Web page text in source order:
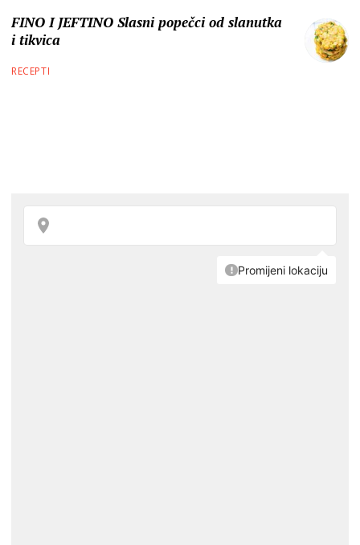
FINO I JEFTINO Slasni popečci od slanutka
i tikvica
RECEPTI